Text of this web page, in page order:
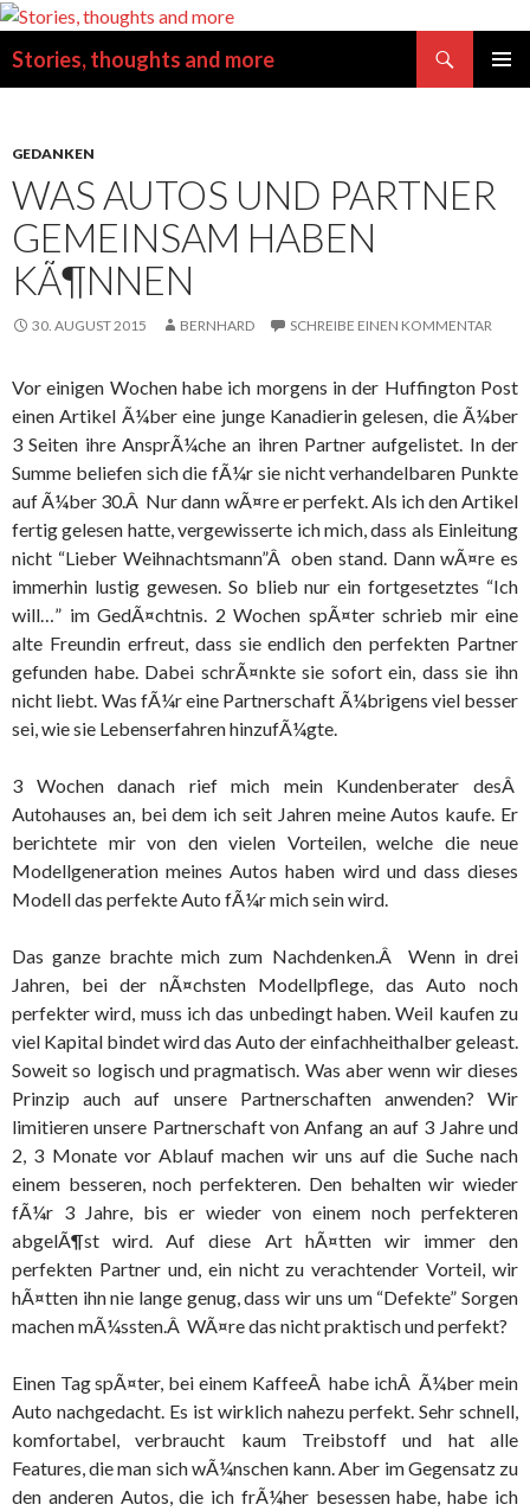
Stories, thoughts and more
GEDANKEN
WAS AUTOS UND PARTNER
GEMEINSAM HABEN
KÃ¶NNEN
30. AUGUST 2015 BERNHARD SCHREIBE EINEN KOMMENTAR
Vor einigen Wochen habe ich morgens in der Huffington Post
einen Artikel Ã¼ber eine junge Kanadierin gelesen, die Ã¼ber
3 Seiten ihre AnsprÃ¼che an ihren Partner aufgelistet. In der
Summe beliefen sich die fÃ¼r sie nicht verhandelbaren Punkte
auf Ã¼ber 30.Â Nur dann wÃ¤re er perfekt. Als ich den Artikel
fertig gelesen hatte, vergewisserte ich mich, dass als Einleitung
nicht “Lieber Weihnachtsmann”Â oben stand. Dann wÃ¤re es
immerhin lustig gewesen. So blieb nur ein fortgesetztes “Ich
will…” im GedÃ¤chtnis. 2 Wochen spÃ¤ter schrieb mir eine
alte Freundin erfreut, dass sie endlich den perfekten Partner
gefunden habe. Dabei schrÃ¤nkte sie sofort ein, dass sie ihn
nicht liebt. Was fÃ¼r eine Partnerschaft Ã¼brigens viel besser
sei, wie sie Lebenserfahren hinzufÃ¼gte.
3 Wochen danach rief mich mein Kundenberater desÂ
Autohauses an, bei dem ich seit Jahren meine Autos kaufe. Er
berichtete mir von den vielen Vorteilen, welche die neue
Modellgeneration meines Autos haben wird und dass dieses
Modell das perfekte Auto fÃ¼r mich sein wird.
Das ganze brachte mich zum Nachdenken.Â Wenn in drei
Jahren, bei der nÃ¤chsten Modellpflege, das Auto noch
perfekter wird, muss ich das unbedingt haben. Weil kaufen zu
viel Kapital bindet wird das Auto der einfachheithalber geleast.
Soweit so logisch und pragmatisch. Was aber wenn wir dieses
Prinzip auch auf unsere Partnerschaften anwenden? Wir
limitieren unsere Partnerschaft von Anfang an auf 3 Jahre und
2, 3 Monate vor Ablauf machen wir uns auf die Suche nach
einem besseren, noch perfekteren. Den behalten wir wieder
fÃ¼r 3 Jahre, bis er wieder von einem noch perfekteren
abgelÃ¶st wird. Auf diese Art hÃ¤tten wir immer den
perfekten Partner und, ein nicht zu verachtender Vorteil, wir
hÃ¤tten ihn nie lange genug, dass wir uns um “Defekte” Sorgen
machen mÃ¼ssten.Â WÃ¤re das nicht praktisch und perfekt?
Einen Tag spÃ¤ter, bei einem KaffeeÂ habe ichÂ Ã¼ber mein
Auto nachgedacht. Es ist wirklich nahezu perfekt. Sehr schnell,
komfortabel, verbraucht kaum Treibstoff und hat alle
Features, die man sich wÃ¼nschen kann. Aber im Gegensatz zu
den anderen Autos, die ich frÃ¼her besessen habe, habe ich